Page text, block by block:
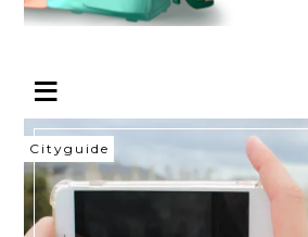
Cityguide